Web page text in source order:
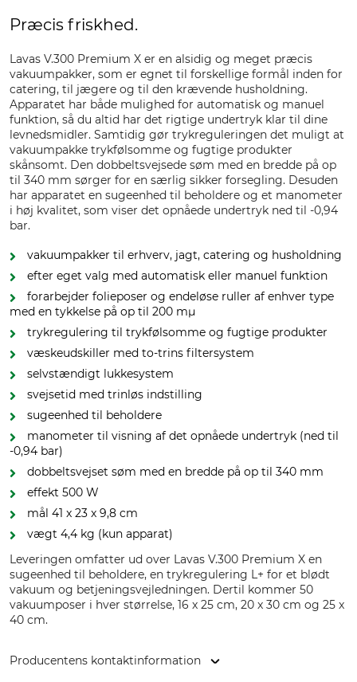
Præcis friskhed.
Lavas V.300 Premium X er en alsidig og meget præcis
vakuumpakker, som er egnet til forskellige formål inden for
catering, til jægere og til den krævende husholdning.
Apparatet har både mulighed for automatisk og manuel
funktion, så du altid har det rigtige undertryk klar til dine
levnedsmidler. Samtidig gør trykreguleringen det muligt at
vakuumpakke trykfølsomme og fugtige produkter
skånsomt. Den dobbeltsvejsede søm med en bredde på op
til 340 mm sørger for en særlig sikker forsegling. Desuden
har apparatet en sugeenhed til beholdere og et manometer
i høj kvalitet, som viser det opnåede undertryk ned til -0,94
bar.
vakuumpakker til erhverv, jagt, catering og husholdning
efter eget valg med automatisk eller manuel funktion
forarbejder folieposer og endeløse ruller af enhver type
med en tykkelse på op til 200 mµ
trykregulering til trykfølsomme og fugtige produkter
væskeudskiller med to-trins filtersystem
selvstændigt lukkesystem
svejsetid med trinløs indstilling
sugeenhed til beholdere
manometer til visning af det opnåede undertryk (ned til
-0,94 bar)
dobbeltsvejset søm med en bredde på op til 340 mm
effekt 500 W
mål 41 x 23 x 9,8 cm
vægt 4,4 kg (kun apparat)
Leveringen omfatter ud over Lavas V.300 Premium X en
sugeenhed til beholdere, en trykregulering L+ for et blødt
vakuum og betjeningsvejledningen. Dertil kommer 50
vakuumposer i hver størrelse, 16 x 25 cm, 20 x 30 cm og 25 x
40 cm.
Producentens kontaktinformation